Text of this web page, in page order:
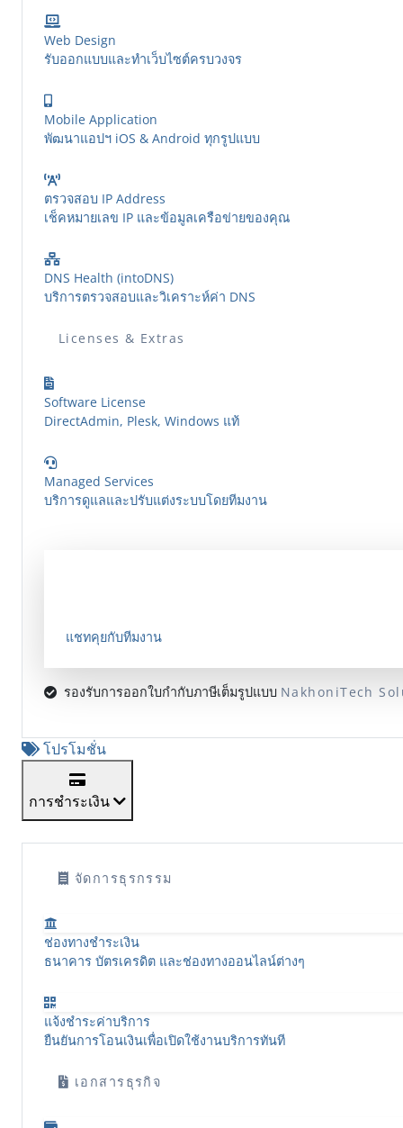
Web Design
รับออกแบบและทำเว็บไซต์ครบวงจร
Mobile Application
พัฒนาแอปฯ iOS & Android ทุกรูปแบบ
ตรวจสอบ IP Address
เช็คหมายเลข IP และข้อมูลเครือข่ายของคุณ
DNS Health (intoDNS)
บริการตรวจสอบและวิเคราะห์ค่า DNS
Licenses & Extras
Software License
DirectAdmin, Plesk, Windows แท้
Managed Services
บริการดูแลและปรับแต่งระบบโดยทีมงาน
แชทคุยกับทีมงาน
รองรับการออกใบกำกับภาษีเต็มรูปแบบ NakhoniTech
โปรโมชั่น
การชำระเงิน
จัดการธุรกรรม
ช่องทางชำระเงิน
ธนาคาร บัตรเครดิต และช่องทางออนไลน์ต่างๆ
แจ้งชำระค่าบริการ
ยืนยันการโอนเงินเพื่อเปิดใช้งานบริการทันที
เอกสารธุรกิจ